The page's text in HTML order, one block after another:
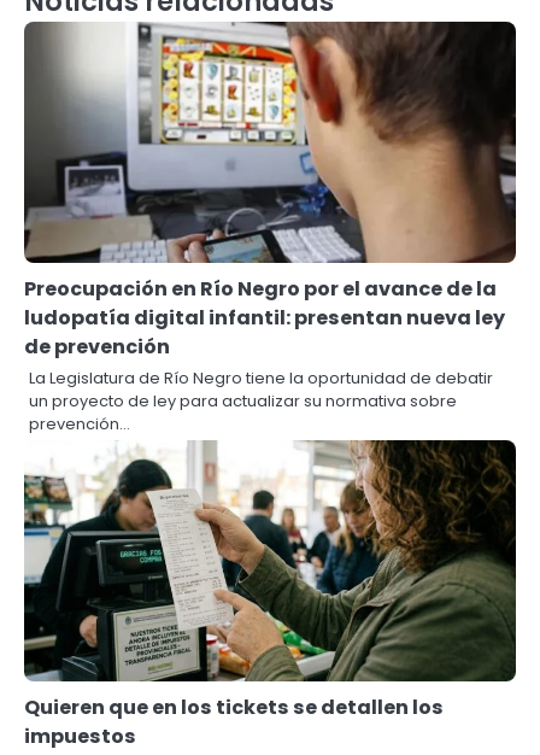
Preocupación en Río Negro por el avance de la
ludopatía digital infantil: presentan nueva ley
de prevención
La Legislatura de Río Negro tiene la oportunidad de debatir
un proyecto de ley para actualizar su normativa sobre
prevención…
Quieren que en los tickets se detallen los
impuestos